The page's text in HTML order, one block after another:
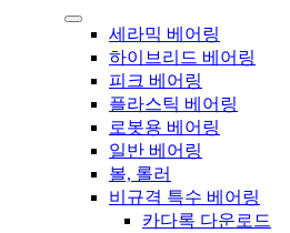
Toggle
Navigation세라믹 베어링
하이브리드 베어링
피크 베어링
플라스틱 베어링
로봇용 베어링
일반 베어링
볼, 롤러
비규격 특수 베어링
카다록 다운로드